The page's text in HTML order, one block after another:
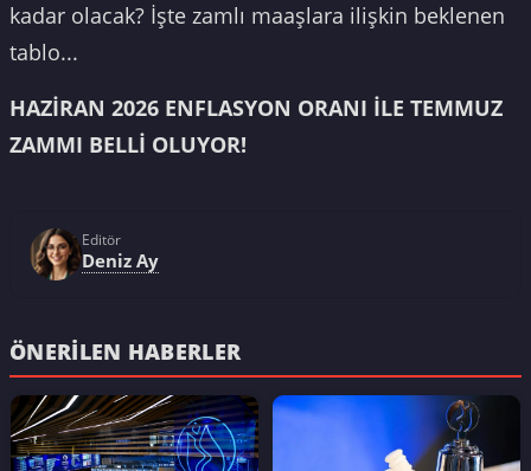
kadar olacak? İşte zamlı maaşlara ilişkin beklenen
tablo...
HAZİRAN 2026 ENFLASYON ORANI İLE TEMMUZ
ZAMMI BELLİ OLUYOR!
Editör
Deniz Ay
ÖNERILEN HABERLER